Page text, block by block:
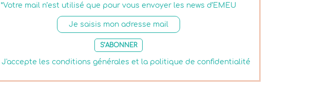
*Votre mail n’est utilisé que pour vous envoyer les news d’EMEU
S’ABONNER
J'accepte les conditions générales et la politique de confidentialité